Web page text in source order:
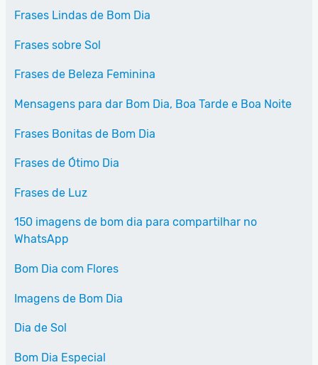
Frases Lindas de Bom Dia
Frases sobre Sol
Frases de Beleza Feminina
Mensagens para dar Bom Dia, Boa Tarde e Boa Noite
Frases Bonitas de Bom Dia
Frases de Ótimo Dia
Frases de Luz
150 imagens de bom dia para compartilhar no
WhatsApp
Bom Dia com Flores
Imagens de Bom Dia
Dia de Sol
Bom Dia Especial